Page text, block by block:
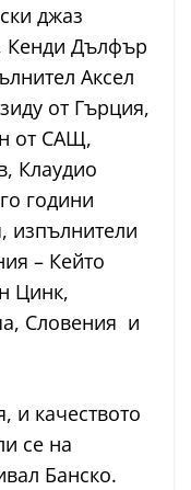
джаз
Кенди Дълфър
Аксел
от Гърция,
от САЩ,
Клаудио
години
изпълнители
– Кейто
Цинк,
Словения и
и качеството
се на
Банско.